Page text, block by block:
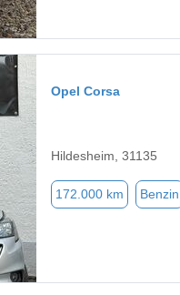
Opel Corsa
Hildesheim, 31135
172.000 km Benzin